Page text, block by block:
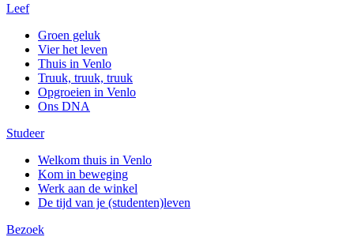
Leef
Groen geluk
Vier het leven
Thuis in Venlo
Truuk, truuk, truuk
Opgroeien in Venlo
Ons DNA
Studeer
Welkom thuis in Venlo
Kom in beweging
Werk aan de winkel
De tijd van je (studenten)leven
Bezoek